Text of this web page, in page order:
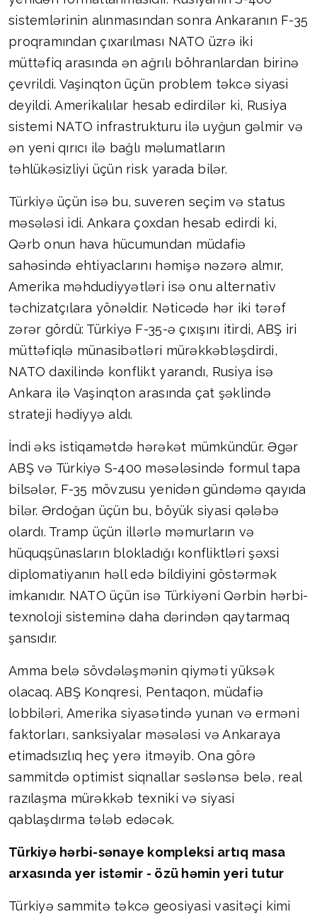
sistemlərinin alınmasından sonra Ankaranın F-35
proqramından çıxarılması NATO üzrə iki
müttəfiq arasında ən ağrılı böhranlardan birinə
çevrildi. Vaşinqton üçün problem təkcə siyasi
deyildi. Amerikalılar hesab edirdilər ki, Rusiya
sistemi NATO infrastrukturu ilə uyğun gəlmir və
ən yeni qırıcı ilə bağlı məlumatların
təhlükəsizliyi üçün risk yarada bilər.
Türkiyə üçün isə bu, suveren seçim və status
məsələsi idi. Ankara çoxdan hesab edirdi ki,
Qərb onun hava hücumundan müdafiə
sahəsində ehtiyaclarını həmişə nəzərə almır,
Amerika məhdudiyyətləri isə onu alternativ
təchizatçılara yönəldir. Nəticədə hər iki tərəf
zərər gördü: Türkiyə F-35-ə çıxışını itirdi, ABŞ iri
müttəfiqlə münasibətləri mürəkkəbləşdirdi,
NATO daxilində konflikt yarandı, Rusiya isə
Ankara ilə Vaşinqton arasında çat şəklində
strateji hədiyyə aldı.
İndi əks istiqamətdə hərəkət mümkündür. Əgər
ABŞ və Türkiyə S-400 məsələsində formul tapa
bilsələr, F-35 mövzusu yenidən gündəmə qayıda
bilər. Ərdoğan üçün bu, böyük siyasi qələbə
olardı. Tramp üçün illərlə məmurların və
hüquqşünasların blokladığı konfliktləri şəxsi
diplomatiyanın həll edə bildiyini göstərmək
imkanıdır. NATO üçün isə Türkiyəni Qərbin hərbi-
texnoloji sisteminə daha dərindən qaytarmaq
şansıdır.
Amma belə sövdələşmənin qiyməti yüksək
olacaq. ABŞ Konqresi, Pentaqon, müdafiə
lobbiləri, Amerika siyasətində yunan və erməni
faktorları, sanksiyalar məsələsi və Ankaraya
etimadsızlıq heç yerə itməyib. Ona görə
sammitdə optimist siqnallar səslənsə belə, real
razılaşma mürəkkəb texniki və siyasi
qablaşdırma tələb edəcək.
Türkiyə hərbi-sənaye kompleksi artıq masa
arxasında yer istəmir - özü həmin yeri tutur
Türkiyə sammitə təkcə geosiyasi vasitəçi kimi